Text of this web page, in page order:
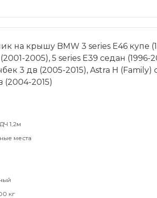
на крышу BMW 3 series Е46 купе
2005), 5 series Е39 седан (1996-
3 дв (2005-2015), Astra Н (Family)
(2004-2015)
1,2м
места
кг